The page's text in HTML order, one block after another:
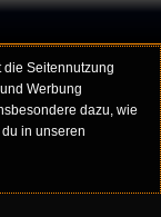
die Seitennutzung
Werbung
dazu, wie
in unseren